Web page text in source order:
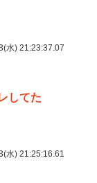
水) 21:23:37.07
してた
水) 21:25:16.61